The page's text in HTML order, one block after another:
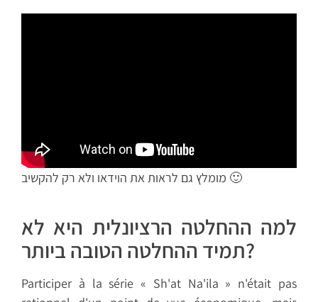
מומלץ גם לראות את הוידאו ולא רק להקשיב 🙂
למה ההחלטה הרציונלית היא לא
תמיד ההחלטה הטובה ביותר?
Participer à la série « Sh'at Na'ila » n'était pas